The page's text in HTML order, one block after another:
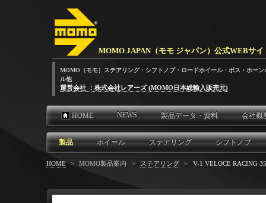
MOMO JAPAN（モモ ジャパン）公式WEBサイ
MOMO（モモ）ステアリング・シフトノブ・ロードホイール・ボス・ホー
ル他
運営会社 ：株式会社レアーズ (MOMO日本総輸入販売元)
HOME NEWS 製品データ・資料 会社概
製品 ホイール ステアリング シフトノブ
HOME > MOMO製品案内 > ステアリング > V-1 VELOCE RACING